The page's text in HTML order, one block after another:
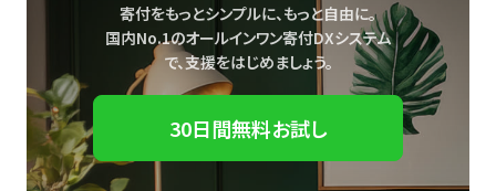
寄付をもっとシンプルに、もっと自由に。
国内No.1のオールインワン寄付DXシステム
で、支援をはじめましょう。
30日間無料お試し